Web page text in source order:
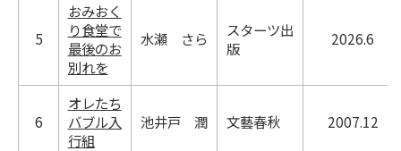
5
おみおく
り食堂で
最後のお
別れを
水瀬 さら
スターツ出
版
2026.6
6
オレたち
バブル入
行組
池井戸 潤 文藝春秋 2007.12